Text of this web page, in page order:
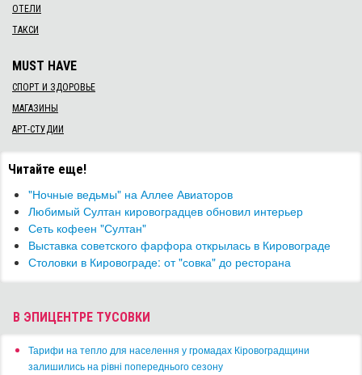
ОТЕЛИ
ТАКСИ
MUST HAVE
СПОРТ И ЗДОРОВЬЕ
МАГАЗИНЫ
АРТ-СТУДИИ
Читайте еще!
"Ночные ведьмы" на Аллее Авиаторов
Любимый Султан кировоградцев обновил интерьер
Сеть кофеен "Султан"
Выставка советского фарфора открылась в Кировограде
Столовки в Кировограде: от "совка" до ресторана
В ЭПИЦЕНТРЕ ТУСОВКИ
​Тарифи на тепло для населення у громадах Кіровоградщини
залишились на рівні попереднього сезону